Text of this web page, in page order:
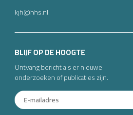
kjh@hhs.nl
BLIJF OP DE HOOGTE
Ontvang bericht als er nieuwe
onderzoeken of publicaties zijn.